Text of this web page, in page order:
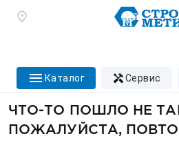
каталог сервис
ЧТО-ТО ПОШЛО НЕ
ПОЖАЛУЙСТА,